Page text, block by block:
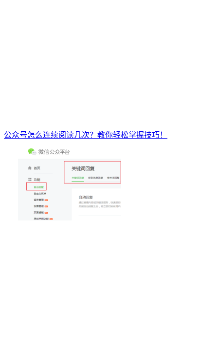
公众号怎么连续阅读几次？教你轻松掌握技巧！